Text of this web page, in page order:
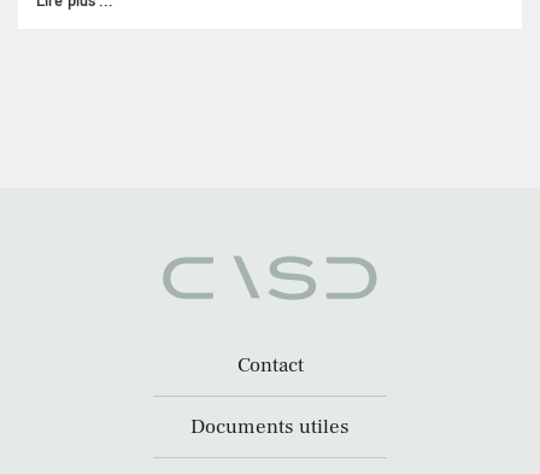
Contact
Documents utiles